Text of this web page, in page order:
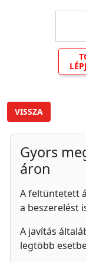
VISSZA
Gyors
áron
A feltüntetett
a beszerelést
A javítás
legtöbb